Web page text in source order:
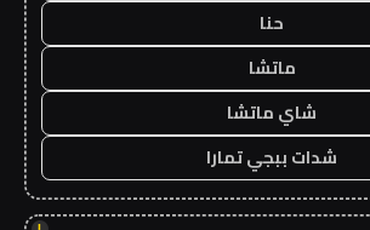
حنا
ماتشا
شاي ماتشا
شدات ببجي تمارا